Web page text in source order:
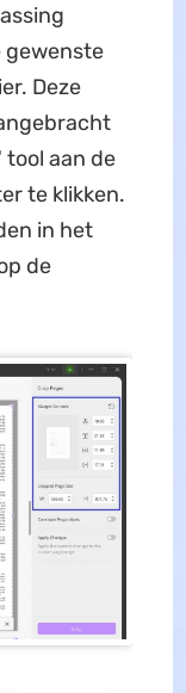
gewenste
Deze
tool aan de
te klikken.
in het
de